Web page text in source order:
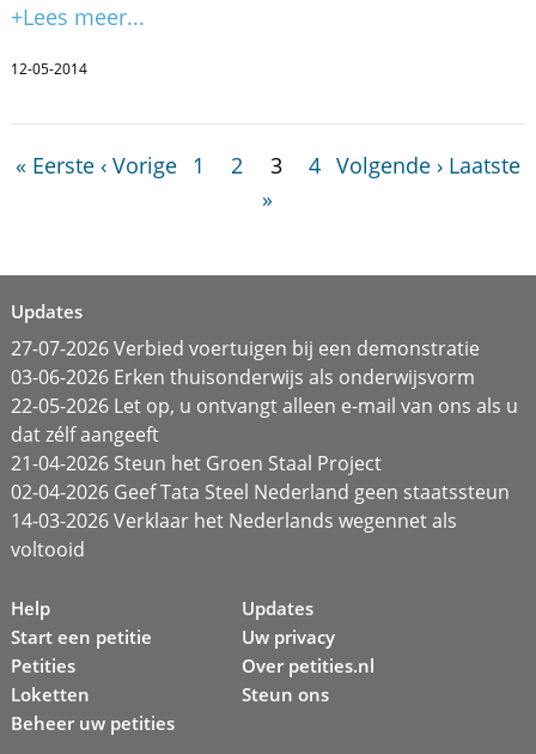
+Lees meer...
12-05-2014
« Eerste ‹ Vorige 1 2 3 4 Volgende › Laatste
»
Updates
27-07-2026 Verbied voertuigen bij een demonstratie
03-06-2026 Erken thuisonderwijs als onderwijsvorm
22-05-2026 Let op, u ontvangt alleen e-mail van ons als u
dat zélf aangeeft
21-04-2026 Steun het Groen Staal Project
02-04-2026 Geef Tata Steel Nederland geen staatssteun
14-03-2026 Verklaar het Nederlands wegennet als
voltooid
Help
Start een petitie
Petities
Loketten
Beheer uw petities
Updates
Uw privacy
Over petities.nl
Steun ons